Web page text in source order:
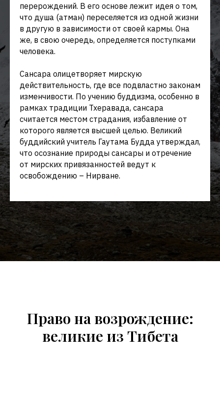
перерождений. В его основе лежит идея о том,
что душа (атман) переселяется из одной жизни
в другую в зависимости от своей кармы. Она
же, в свою очередь, определяется поступками
человека.
Сансара олицетворяет мирскую
действительность, где все подвластно законам
изменчивости. По учению буддизма, особенно в
рамках традиции Тхеравада, сансара
считается местом страдания, избавление от
которого является высшей целью. Великий
буддийский учитель Гаутама Будда утверждал,
что осознание природы сансары и отречение
от мирских привязанностей ведут к
освобождению – Нирване.
Право на возрождение:
великие из Тибета